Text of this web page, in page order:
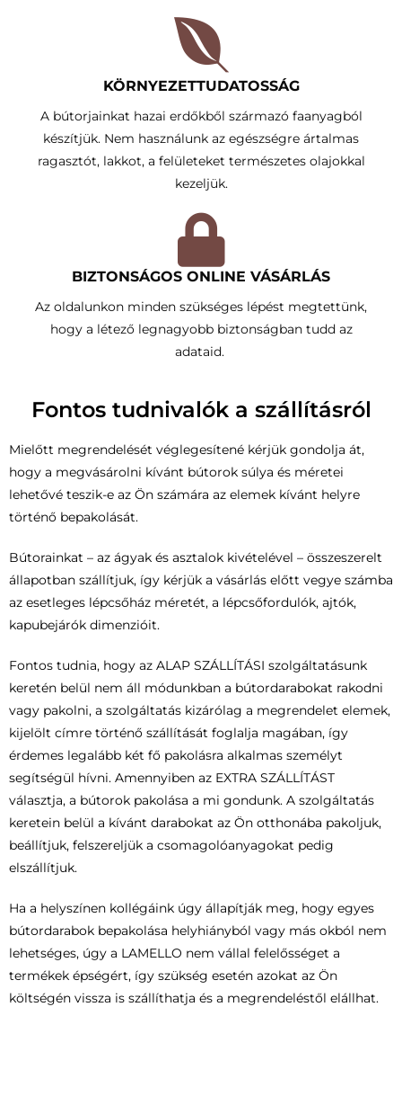
KÖRNYEZETTUDATOSSÁG​
A bútorjainkat hazai erdőkből származó faanyagból
készítjük. Nem használunk az egészségre ártalmas
ragasztót, lakkot, a felületeket természetes olajokkal
kezeljük.
BIZTONSÁGOS ONLINE VÁSÁRLÁS
Az oldalunkon minden szükséges lépést megtettünk,
hogy a létező legnagyobb biztonságban tudd az
adataid.
Fontos tudnivalók a szállításról
Mielőtt megrendelését véglegesítené kérjük gondolja át,
hogy a megvásárolni kívánt bútorok súlya és méretei
lehetővé teszik-e az Ön számára az elemek kívánt helyre
történő bepakolását.
Bútorainkat – az ágyak és asztalok kivételével – összeszerelt
állapotban szállítjuk, így kérjük a vásárlás előtt vegye számba
az esetleges lépcsőház méretét, a lépcsőfordulók, ajtók,
kapubejárók dimenzióit.
Fontos tudnia, hogy az ALAP SZÁLLÍTÁSI szolgáltatásunk
keretén belül nem áll módunkban a bútordarabokat rakodni
vagy pakolni, a szolgáltatás kizárólag a megrendelet elemek,
kijelölt címre történő szállítását foglalja magában, így
érdemes legalább két fő pakolásra alkalmas személyt
segítségül hívni. Amennyiben az EXTRA SZÁLLÍTÁST
választja, a bútorok pakolása a mi gondunk. A szolgáltatás
keretein belül a kívánt darabokat az Ön otthonába pakoljuk,
beállítjuk, felszereljük a csomagolóanyagokat pedig
elszállítjuk.
Ha a helyszínen kollégáink úgy állapítják meg, hogy egyes
bútordarabok bepakolása helyhiányból vagy más okból nem
lehetséges, úgy a LAMELLO nem vállal felelősséget a
termékek épségért, így szükség esetén azokat az Ön
költségén vissza is szállíthatja és a megrendeléstől elállhat.